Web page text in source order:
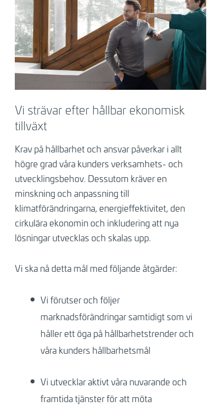
Vi strävar efter hållbar ekonomisk
tillväxt
Krav på hållbarhet och ansvar påverkar i allt
högre grad våra kunders verksamhets- och
utvecklingsbehov. Dessutom kräver en
minskning och anpassning till
klimatförändringarna, energieffektivitet, den
cirkulära ekonomin och inkludering att nya
lösningar utvecklas och skalas upp.
Vi ska nå detta mål med följande åtgärder:
Vi förutser och följer
marknadsförändringar samtidigt som vi
håller ett öga på hållbarhetstrender och
våra kunders hållbarhetsmål
Vi utvecklar aktivt våra nuvarande och
framtida tjänster för att möta